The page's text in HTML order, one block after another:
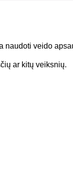
naudoti veido
ar kitų veiksnių.